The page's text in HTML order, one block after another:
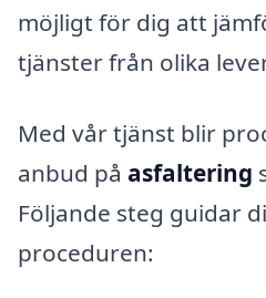
möjligt för dig att
tjänster från olika
Med vår tjänst blir
anbud på asfaltering
Följande steg guidar
proceduren: